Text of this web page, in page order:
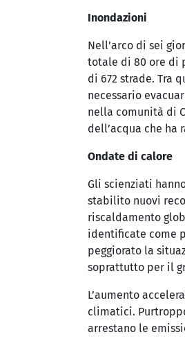
Inondazioni
Nell’arco di sei
totale di 80 ore di
di 672 strade. Tra
necessario
nella comunità di
dell’acqua che ha
Ondate di calore
Gli scienziati
stabilito nuovi
riscaldamento
identificate come
peggiorato la
soprattutto per il
L’aumento
climatici.
arrestano le